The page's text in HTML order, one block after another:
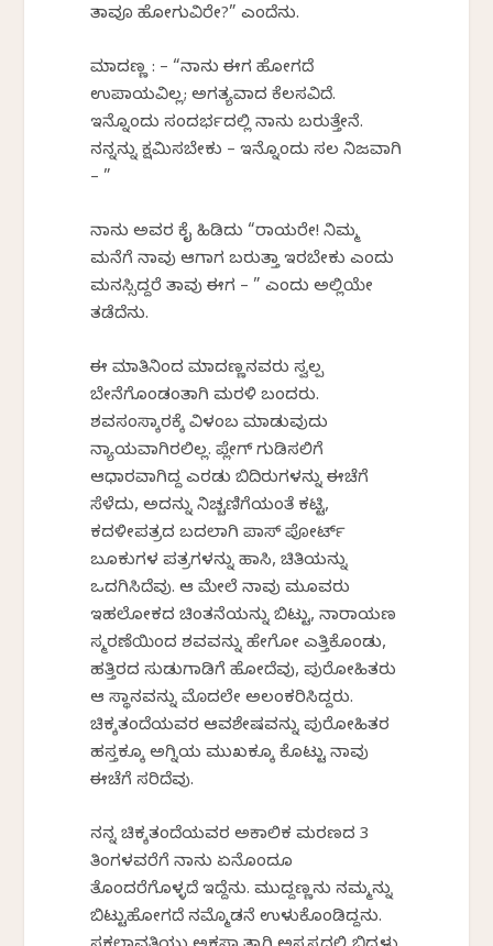
ತಾವೂ ಹೋಗುವಿರೇ?” ಎಂದೆನು.
ಮಾದಣ್ಣ : – “ನಾನು ಈಗ ಹೋಗದೆ
ಉಪಾಯವಿಲ್ಲ; ಅಗತ್ಯವಾದ ಕೆಲಸವಿದೆ.
ಇನ್ನೊಂದು ಸಂದರ್ಭದಲ್ಲಿ ನಾನು ಬರುತ್ತೇನೆ.
ನನ್ನನ್ನು ಕ್ಷಮಿಸಬೇಕು – ಇನ್ನೊಂದು ಸಲ ನಿಜವಾಗಿ
– ”
ನಾನು ಅವರ ಕೈ ಹಿಡಿದು “ರಾಯರೇ! ನಿಮ್ಮ
ಮನೆಗೆ ನಾವು ಆಗಾಗ ಬರುತ್ತಾ ಇರಬೇಕು ಎಂದು
ಮನಸ್ಸಿದ್ದರೆ ತಾವು ಈಗ – ” ಎಂದು ಅಲ್ಲಿಯೇ
ತಡೆದೆನು.
ಈ ಮಾತಿನಿಂದ ಮಾದಣ್ಣನವರು ಸ್ವಲ್ಪ
ಬೇನೆಗೊಂಡಂತಾಗಿ ಮರಳಿ ಬಂದರು.
ಶವಸಂಸ್ಕಾರಕ್ಕೆ ವಿಳಂಬ ಮಾಡುವುದು
ನ್ಯಾಯವಾಗಿರಲಿಲ್ಲ. ಪ್ಲೇಗ್ ಗುಡಿಸಲಿಗೆ
ಆಧಾರವಾಗಿದ್ದ ಎರಡು ಬಿದಿರುಗಳನ್ನು ಈಚೆಗೆ
ಸೆಳೆದು, ಅದನ್ನು ನಿಚ್ಚಣಿಗೆಯಂತೆ ಕಟ್ಟಿ,
ಕದಳೀಪತ್ರದ ಬದಲಾಗಿ ಪಾಸ್ ಪೋರ್ಟ್
ಬೂಕುಗಳ ಪತ್ರಗಳನ್ನು ಹಾಸಿ, ಚಿತಿಯನ್ನು
ಒದಗಿಸಿದೆವು. ಆ ಮೇಲೆ ನಾವು ಮೂವರು
ಇಹಲೋಕದ ಚಿಂತನೆಯನ್ನು ಬಿಟ್ಟು, ನಾರಾಯಣ
ಸ್ಮರಣೆಯಿಂದ ಶವವನ್ನು ಹೇಗೋ ಎತ್ತಿಕೊಂಡು,
ಹತ್ತಿರದ ಸುಡುಗಾಡಿಗೆ ಹೋದೆವು, ಪುರೋಹಿತರು
ಆ ಸ್ಥಾನವನ್ನು ಮೊದಲೇ ಅಲಂಕರಿಸಿದ್ದರು.
ಚಿಕ್ಕತಂದೆಯವರ ಆವಶೇಷವನ್ನು ಪುರೋಹಿತರ
ಹಸ್ತಕ್ಕೂ ಅಗ್ನಿಯ ಮುಖಕ್ಕೂ ಕೊಟ್ಟು ನಾವು
ಈಚೆಗೆ ಸರಿದೆವು.
ನನ್ನ ಚಿಕ್ಕತಂದೆಯವರ ಅಕಾಲಿಕ ಮರಣದ 3
ತಿಂಗಳವರೆಗೆ ನಾನು ಏನೊಂದೂ
ತೊಂದರೆಗೊಳ್ಳದೆ ಇದ್ದೆನು. ಮುದ್ದಣ್ಣನು ನಮ್ಮನ್ನು
ಬಿಟ್ಟುಹೋಗದೆ ನಮ್ಮೊಡನೆ ಉಳುಕೊಂಡಿದ್ದನು.